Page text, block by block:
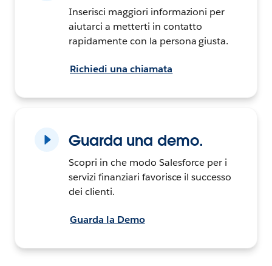
Inserisci maggiori informazioni per
aiutarci a metterti in contatto
rapidamente con la persona giusta.
Richiedi una chiamata
Guarda una demo.
Scopri in che modo Salesforce per i
servizi finanziari favorisce il successo
dei clienti.
Guarda la Demo